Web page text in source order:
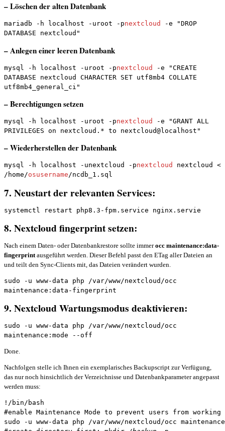
– Löschen der alten Datenbank
mariadb -h localhost -uroot -pnextcloud
-e "DROP
DATABASE nextcloud"
– Anlegen einer leeren Datenbank
mysql -h localhost -uroot -pnextcloud
-e "CREATE
DATABASE nextcloud CHARACTER SET utf8mb4 COLLATE
utf8mb4_general_ci"
– Berechtigungen setzen
mysql -h localhost -uroot -pnextcloud
-e "GRANT ALL
PRIVILEGES on nextcloud.* to nextcloud@localhost"
– Wiederherstellen der Datenbank
mysql -h localhost -unextcloud -pnextcloud
nextcloud <
/home/osusername/ncdb_1.sql
7. Neustart der relevanten Services:
systemctl restart php8.3-fpm.service nginx.servie
8. Nextcloud fingerprint setzen:
Nach einem Daten- oder Datenbankrestore sollte immerocc maintenance:data-
fingerprintausgeführt werden. Dieser Befehl passt den ETag aller Dateien an
und teilt den Sync-Clients mit, das Dateien verändert wurden.
sudo -u www-data php /var/www/nextcloud/occ
maintenance:data-fingerprint
9. Nextcloud Wartungsmodus deaktivieren:
sudo -u www-data php /var/www/nextcloud/occ
maintenance:mode --off
Done.
Nachfolgen stelle ich Ihnen ein exemplarisches Backupscript zur Verfügung,
das nur noch hinsichtlich der Verzeichnisse und Datenbankparameter angepasst
werden muss:
!/bin/bash
#enable Maintenance Mode to prevent users from
sudo -u www-data php /var/www/nextcloud/occ